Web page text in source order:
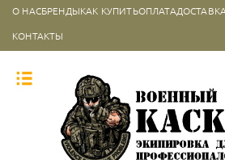
О НАСБРЕНДЫКАК КУПИТЬОПЛАТА
КОНТАКТЫ